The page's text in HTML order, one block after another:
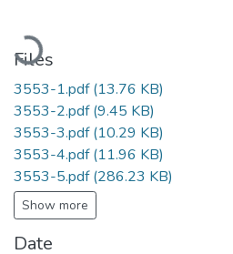
Loading...
Files
3553-1.pdf(13.76 KB)
3553-2.pdf(9.45 KB)
3553-3.pdf(10.29 KB)
3553-4.pdf(11.96 KB)
3553-5.pdf(286.23 KB)
Show more
Date